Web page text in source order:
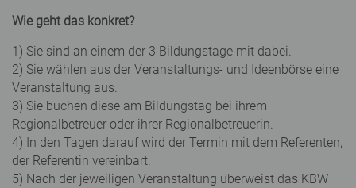
Wie geht das konkret?
1) Sie sind an einem der 3 Bildungstage mit dabei.
2) Sie wählen aus der Veranstaltungs- und Ideenbörse eine
Veranstaltung aus.
3) Sie buchen diese am Bildungstag bei ihrem
Regionalbetreuer oder ihrer Regionalbetreuerin.
4) In den Tagen darauf wird der Termin mit dem Referenten,
der Referentin vereinbart.
5) Nach der jeweiligen Veranstaltung überweist das KBW